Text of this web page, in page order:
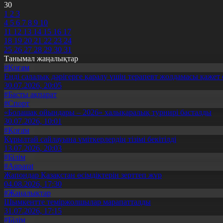
30
1 2 3
4 5 6 7 8 9 10
11 12 13 14 15 16 17
18 19 20 21 22 23 24
25 26 27 28 29 30 31
Танымал жаңалықтар
#Қоғам
Енді салалық дәрігерге қаралу үшін терапевт жолдамасы қажет
30.07.2026, 20:05
#Басты ақпарат
#Спорт
«Болашақ ойындары – 2026» халықаралық турнирі басталды
30.07.2026, 10:01
#Қоғам
Құрылтай сайлауына үміткерлердің тізімі бекітілді
13.07.2026, 20:03
#Білім
#Aqparat
Жапондар Қазақстан өсімдіктерін зерттеп жүр
04.08.2026, 17:30
#Жаңалықтар
Шымкентте теміржолшылар марапатталды
31.07.2026, 17:15
#Білім